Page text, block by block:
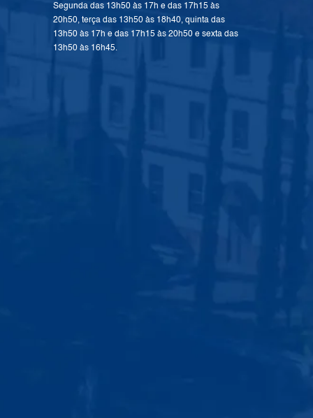
Segunda das 13h50 às 17h e das 17h15 às
20h50, terça das 13h50 às 18h40, quinta das
13h50 às 17h e das 17h15 às 20h50 e sexta das
13h50 às 16h45.